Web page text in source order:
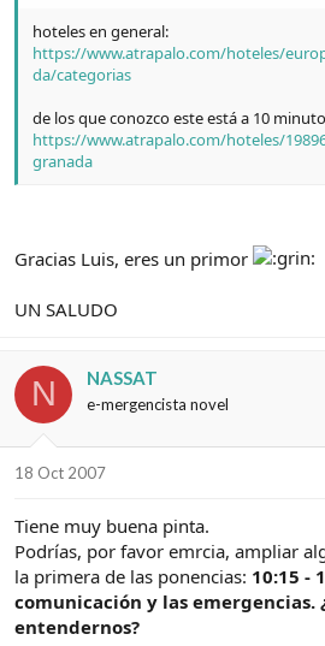
hoteles en general:
https://www.atrapalo.com/hoteles/
da/categorias
de los que conozco este está a 10
https://www.atrapalo.com/hoteles/
granada
Gracias Luis, eres un primor
UN SALUDO
N NASSAT
e-mergencista novel
18 Oct 2007
Tiene muy buena pinta.
Podrías, por favor emrcia, ampliar
la primera de las ponencias: 10:15 -
comunicación y las emergencias.
entendernos?